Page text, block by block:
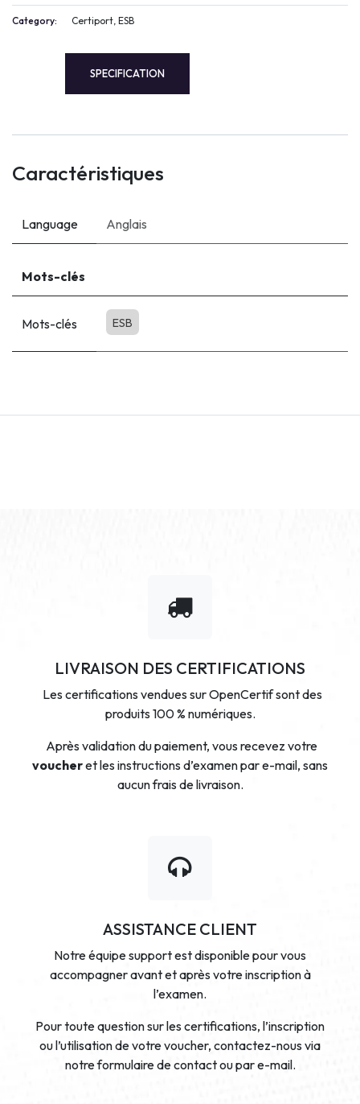
Category: Certiport, ESB
SPECIFICATION
Caractéristiques
Language Anglais
Mots-clés
Mots-clés ESB
LIVRAISON DES CERTIFICATIONS
Les certifications vendues sur OpenCertif sont des
produits 100 % numériques.
Après validation du paiement, vous recevez votre
voucheret les instructions d’examen par e-mail, sans
aucun frais de livraison.
ASSISTANCE CLIENT
Notre équipe support est disponible pour vous
accompagner avant et après votre inscription à
l’examen.
Pour toute question sur les certifications, l’inscription
ou l’utilisation de votre voucher, contactez-nous via
notre formulaire de contact ou par e-mail.